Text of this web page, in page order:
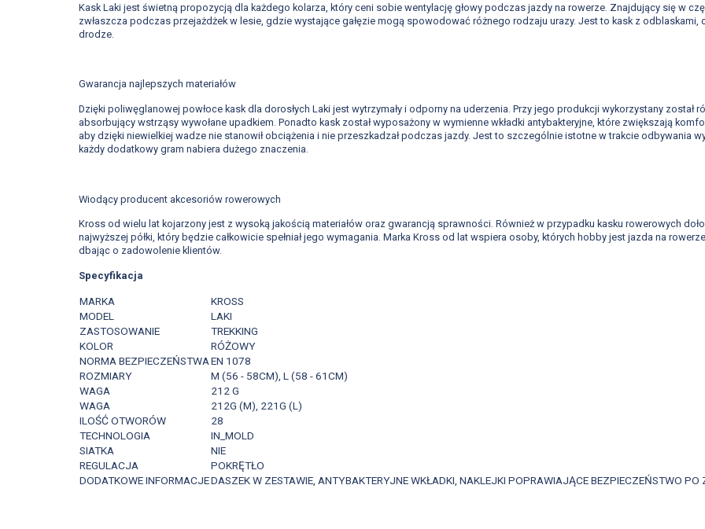
Kask Laki jest świetną propozycją dla każdego kolarza, który ceni sobie wentylację głowy podczas jazdy na rowerze. Znajdujący się w
zwłaszcza podczas przejażdżek w lesie, gdzie wystające gałęzie mogą spowodować różnego rodzaju urazy. Jest to kask z
drodze.
Gwarancja najlepszych materiałów
Dzięki poliwęglanowej powłoce kask dla dorosłych Laki jest wytrzymały i odporny na uderzenia. Przy jego produkcji wykorzystany został
absorbujący wstrząsy wywołane upadkiem. Ponadto kask został wyposażony w wymienne wkładki antybakteryjne, które zwiększają
aby dzięki niewielkiej wadze nie stanowił obciążenia i nie przeszkadzał podczas jazdy. Jest to szczególnie istotne w trakcie odbywania
każdy dodatkowy gram nabiera dużego znaczenia.
Wiodący producent akcesoriów rowerowych
Kross od wielu lat kojarzony jest z wysoką jakością materiałów oraz gwarancją sprawności. Również w przypadku kasku rowerowych
najwyższej półki, który będzie całkowicie spełniał jego wymagania. Marka Kross od lat wspiera osoby, których hobby jest jazda na
dbając o zadowolenie klientów.
Specyfikacja
MARKA
KROSS
MODEL
LAKI
ZASTOSOWANIE
TREKKING
KOLOR
RÓŻOWY
NORMA BEZPIECZEŃSTWAEN 1078
ROZMIARY
M (56 - 58CM), L (58 - 61CM)
WAGA
212 G
WAGA
212G (M), 221G (L)
ILOŚĆ OTWORÓW
28
TECHNOLOGIA
IN_MOLD
SIATKA
NIE
REGULACJA
POKRĘTŁO
DODATKOWE INFORMACJEDASZEK W ZESTAWIE, ANTYBAKTERYJNE WKŁADKI, NAKLEJKI POPRAWIAJĄCE BEZPIECZEŃSTWO PO